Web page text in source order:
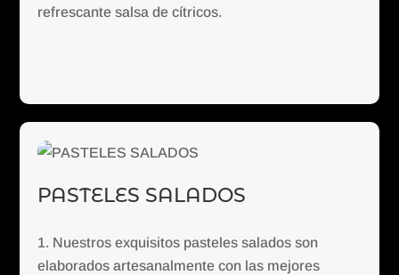
refrescante salsa de cítricos.
PASTELES SALADOS
Nuestros exquisitos pasteles salados son
elaborados artesanalmente con las mejores